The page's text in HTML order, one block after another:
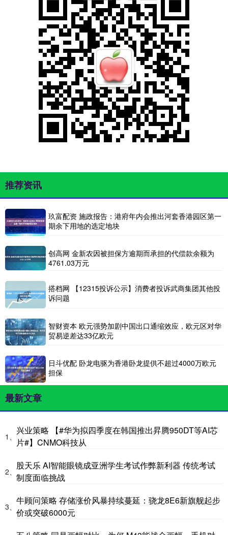
推荐资讯
玖富配资 施政报告：港府年内会推出河套香港园区第一
期余下用地的选定地块
创高网 金新农因被担保方逾期而承担的代偿款余额为
4761.03万元
搭档网 【12315投诉公示】消费者投诉武商集团其他投
诉问题
智财资本 欧元强势加剧中国出口通缩效应，欧元区对华
贸易逆差达33亿欧元
日斗优配 卧龙电驱为香港卧龙提供不超过4000万欧元
担保
最新文章
1、
兴业策略 【#华为拟四季度在韩国推出昇腾950DT等AI芯
片#】CNMO科技从
2、
股天乐 AI智能眼镜成亚洲学生考试作弊新利器 传统考试
制度面临挑战
3、
牛顾问策略 存储涨价风暴持续蔓延：骁龙8E6新旗舰起步
价或突破6000元